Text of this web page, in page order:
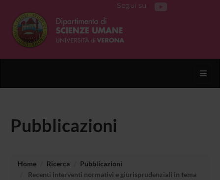
Segui su
Pubblicazioni
Home Ricerca
Pubblicazioni
Recenti interventi normativi e giurisprudenziali in tema